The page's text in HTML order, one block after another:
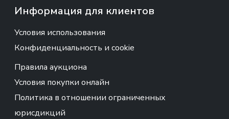
Информация для клиентов
Условия использования
Конфиденциальность и cookie
Правила аукциона
Условия покупки онлайн
Политика в отношении ограниченных
юрисдикций